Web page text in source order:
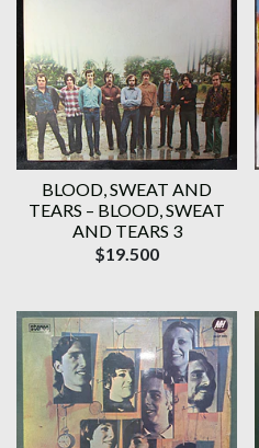
BLOOD, SWEAT AND
TEARS – BLOOD, SWEAT
AND TEARS 3
$19.500